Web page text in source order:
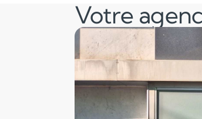
Votre